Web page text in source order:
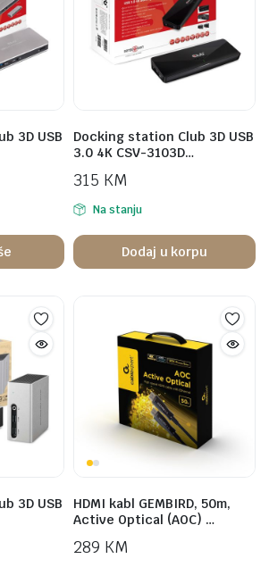
3D USB
Docking station Club 3D USB
3.0 4K CSV-3103D…
315 KM
Na stanju
Dodaj u korpu
3D USB
HDMI kabl GEMBIRD, 50m,
Active Optical (AOC) …
289 KM